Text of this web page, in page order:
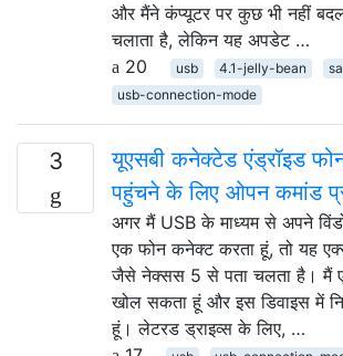
और मैंने कंप्यूटर पर कुछ भी नहीं
चलाता है, लेकिन यह अपडेट …
20
usb 4.1-jelly-bean
usb-connection-mode
3
यूएसबी कनेक्टेड एंड्रॉइड
पहुंचने के लिए ओपन कमांड
अगर मैं USB के माध्यम से अपने
एक फोन कनेक्ट करता हूं, तो यह
जैसे नेक्सस 5 से पता चलता है। मैं
खोल सकता हूं और इस डिवाइस में
हूं। लेटरड ड्राइव्स के लिए, …